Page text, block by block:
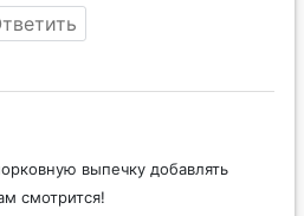
выпечку добавлять
смотрится!